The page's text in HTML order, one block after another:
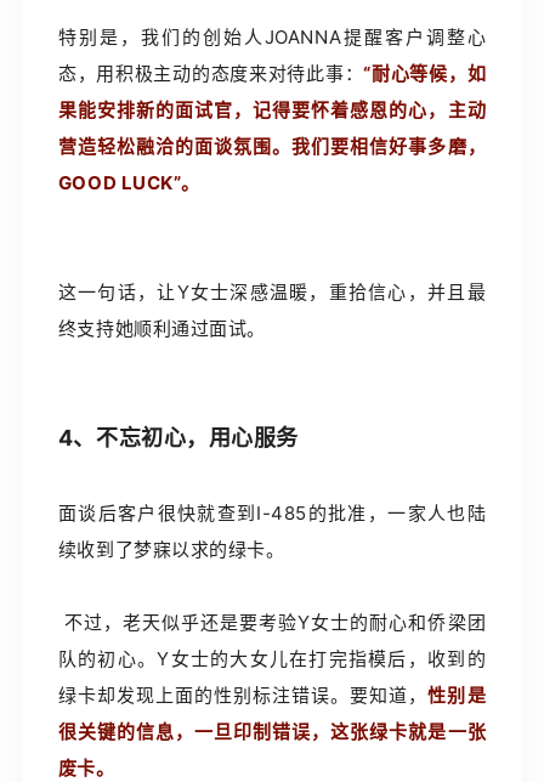
特别是，我们的创始人JOANNA提醒客户调整心
态，用积极主动的态度来对待此事：“耐心等候，如
果能安排新的面试官，记得要怀着感恩的心，主动
营造轻松融洽的面谈氛围。我们要相信好事多磨，
GOOD LUCK”。
这一句话，让Y女士深感温暖，重拾信心，并且最
终支持她顺利通过面试。
4、不忘初心，用心服务
面谈后客户很快就查到I-485的批准，一家人也陆
续收到了梦寐以求的绿卡。
不过，老天似乎还是要考验Y女士的耐心和侨梁团
队的初心。Y女士的大女儿在打完指模后，收到的
绿卡却发现上面的性别标注错误。要知道，性别是
很关键的信息，一旦印制错误，这张绿卡就是一张
废卡。